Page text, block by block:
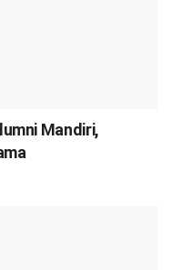
Mandiri,